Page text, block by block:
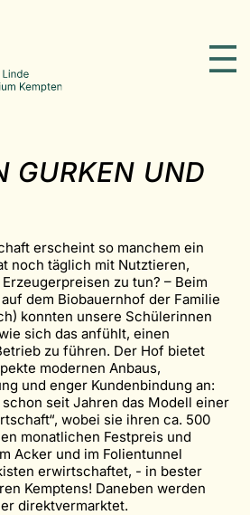
GURKEN UND
erscheint so manchem ein
noch täglich mit Nutztieren,
zu tun? – Beim
dem Biobauernhof der Familie
konnten unsere Schülerinnen
sich das anfühlt, einen
zu führen. Der Hof bietet
modernen Anbaus,
und enger Kundenbindung an:
seit Jahren das Modell einer
wobei sie ihren ca. 500
monatlichen Festpreis und
Acker und im Folientunnel
erwirtschaftet, - in bester
Kemptens! Daneben werden
direktvermarktet.